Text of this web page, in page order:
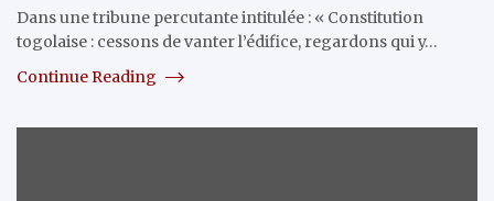
Dans une tribune percutante intitulée : « Constitution
togolaise : cessons de vanter l’édifice, regardons qui y…
Continue Reading